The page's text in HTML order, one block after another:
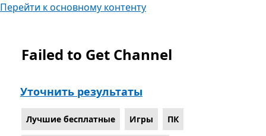
Перейти к основному контенту
Список Microsoft.com
Failed to Get Channel
Уточнить результаты
Лучшие бесплатные Игры ПК